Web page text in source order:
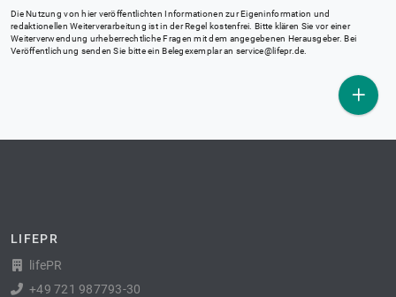
Die Nutzung von hier veröffentlichten Informationen zur Eigeninformation und
redaktionellen Weiterverarbeitung ist in der Regel kostenfrei. Bitte klären Sie vor einer
Weiterverwendung urheberrechtliche Fragen mit dem angegebenen Herausgeber. Bei
Veröffentlichung senden Sie bitte ein Belegexemplar an service@lifepr.de
LIFEPR
lifePR
+49 721 987793-30